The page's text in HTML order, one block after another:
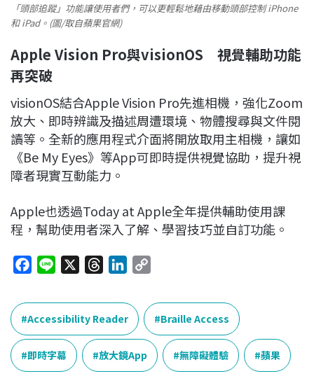
「頭部追蹤」功能讓使用者們，可以更輕鬆地藉由移動頭部控制 iPhone
和 iPad。(圖/取自蘋果官網)
Apple Vision Pro與visionOS 視覺輔助功能
再突破
visionOS結合Apple Vision Pro先進相機，強化Zoom
放大、即時辨識及描述周遭環境、物體搜尋與文件閱
讀等。全新的應用程式介面將開放取用主相機，讓如
《Be My Eyes》等App可即時提供視覺協助，提升視
障者現實互動能力。
Apple也透過Today at Apple全年提供輔助使用課
程，幫助使用者深入了解、學習技巧並自訂功能。
c
e
b
o
o
n
e
r
e
a
d
s
n
k
e
d
I
p
y
L
n
Accessibility Reader Braille Access
即時字幕 放大鏡App 無障礙體驗 蘋果